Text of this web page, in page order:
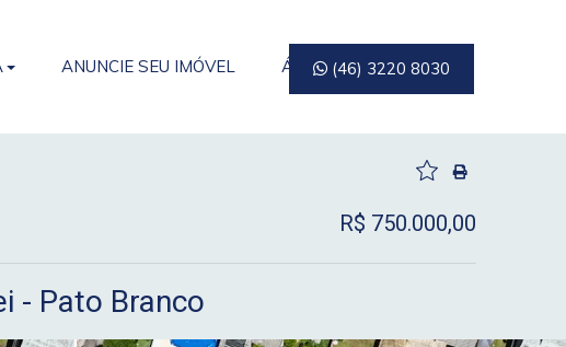
ANUNCIE SEU IMÓVEL ÁREA DO CLIENTE
(46) 3220 8030
R$ 750.000,00
- Pato Branco